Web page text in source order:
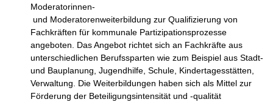
Moderatorinnen-
Fachkräften für kommunale Partizipationsprozesse
angeboten. Das Angebot richtet sich an Fachkräfte aus
unterschiedlichen Berufssparten wie zum Beispiel aus Stadt-
und Bauplanung, Jugendhilfe, Schule, Kindertagesstätten,
Verwaltung. Die Weiterbildungen haben sich als Mittel zur
Förderung der Beteiligungsintensität und -qualität